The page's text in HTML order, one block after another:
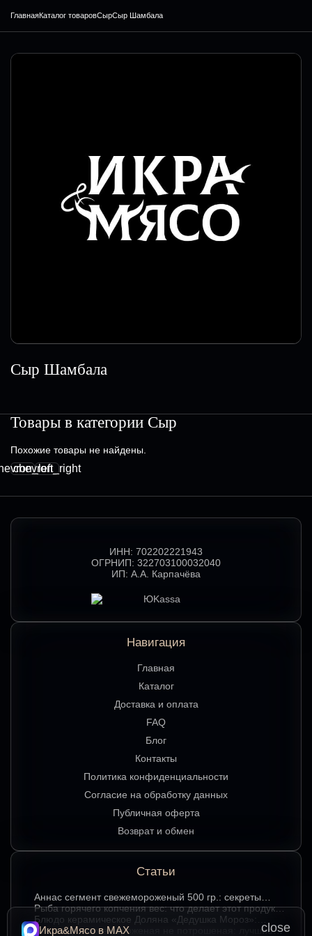
ГлавнаяКаталог товаровСырСыр Шамбала
Сыр Шамбала
Товары в категории Сыр
Похожие товары не найдены.
chevron_right
ИНН: 702202221943
ОГРНИП: 322703100032040
ИП: А.А. Карпачёва
Навигация
Главная
Каталог
Доставка и оплата
FAQ
Блог
Контакты
Политика конфиденциальности
Согласие на обработку данных
Публичная оферта
Возврат и обмен
Статьи
Аннаc сегмент свежемороженый 500 гр.: секреты
хранения и лучшие способы подачи
Рыба горячего копчения вес: что делает этот продукт
любимым среди ценителей
Блюдо керамическое Доляна «Дедушка Мороз»:
изюминка праздничного стола в ярком красном цвете
Стерлядь свежемороженая не потрошеная: лучшиеclose
Икра&Мясо в МАХ